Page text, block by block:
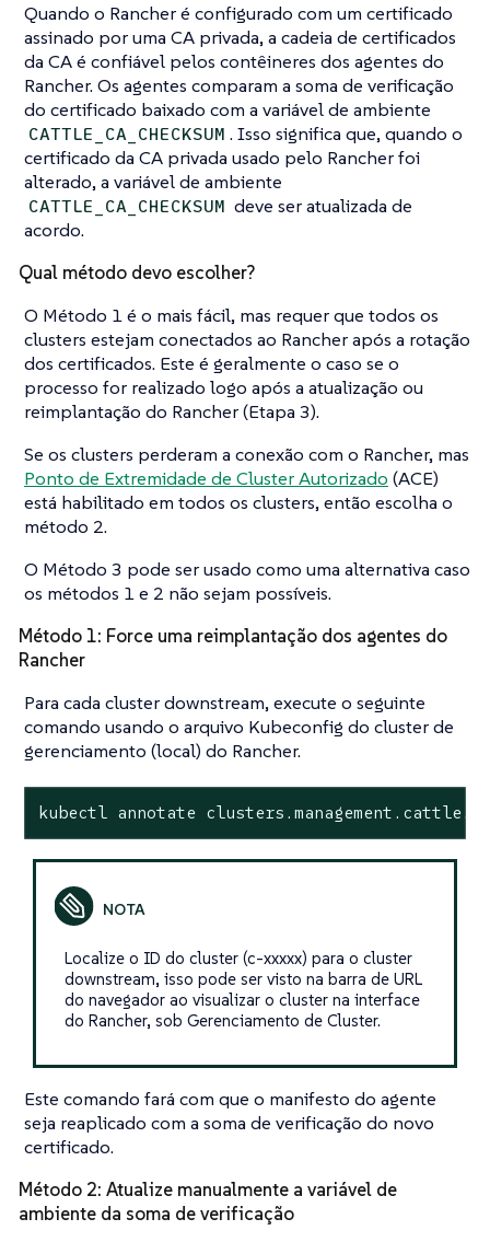
Quando o Rancher é configurado com um certificado
assinado por uma CA privada, a cadeia de certificados
da CA é confiável pelos contêineres dos agentes do
Rancher. Os agentes comparam a soma de verificação
do certificado baixado com a variável de ambiente
CATTLE_CA_CHECKSUM . Isso significa que, quando o
certificado da CA privada usado pelo Rancher foi
alterado, a variável de ambiente
CATTLE_CA_CHECKSUM deve ser atualizada de
acordo.
Qual método devo escolher?
O Método 1 é o mais fácil, mas requer que todos os
clusters estejam conectados ao Rancher após a rotação
dos certificados. Este é geralmente o caso se o
processo for realizado logo após a atualização ou
reimplantação do Rancher (Etapa 3).
Se os clusters perderam a conexão com o Rancher, mas
Ponto de Extremidade de Cluster Autorizado (ACE)
está habilitado em todos os clusters, então escolha o
método 2.
O Método 3 pode ser usado como uma alternativa caso
os métodos 1 e 2 não sejam possíveis.
Método 1: Force uma reimplantação dos agentes do
Rancher
Para cada cluster downstream, execute o seguinte
comando usando o arquivo Kubeconfig do cluster de
gerenciamento (local) do Rancher.
kubectl annotate
Localize o ID do cluster (c-xxxxx) para o cluster
downstream, isso pode ser visto na barra de URL
do navegador ao visualizar o cluster na interface
do Rancher, sob Gerenciamento de Cluster.
Este comando fará com que o manifesto do agente
seja reaplicado com a soma de verificação do novo
certificado.
Método 2: Atualize manualmente a variável de
ambiente da soma de verificação